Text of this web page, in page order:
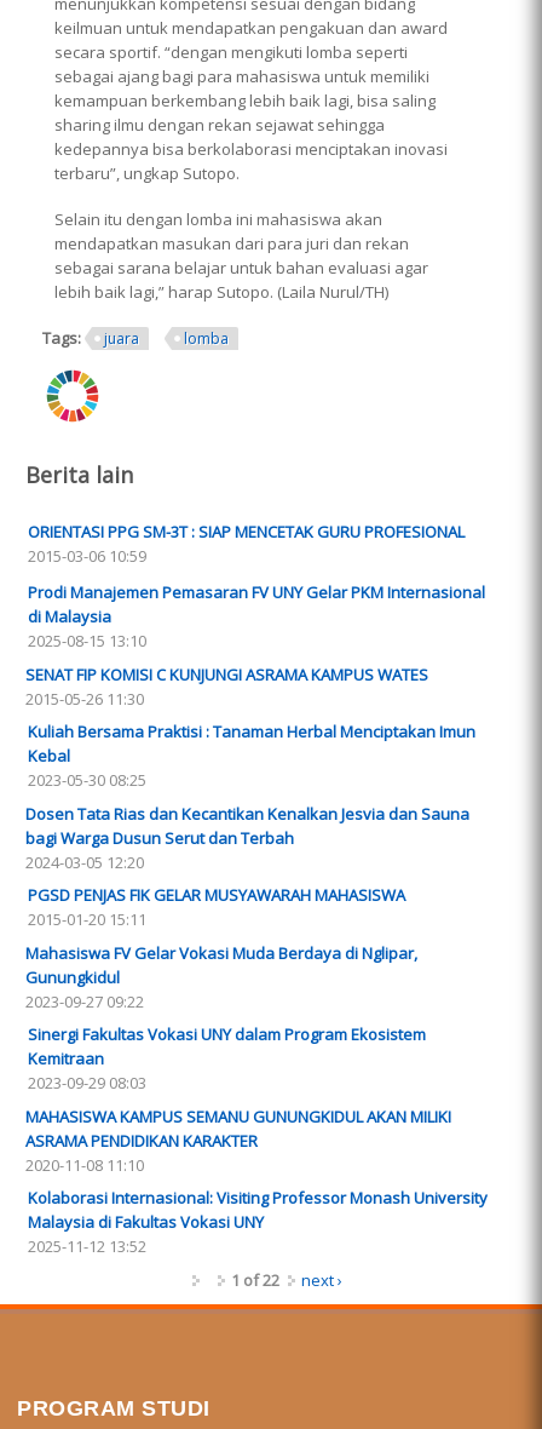
keilmuan untuk mendapatkan pengakuan dan award
secara sportif. “dengan mengikuti lomba seperti
sebagai ajang bagi para mahasiswa untuk memiliki
kemampuan berkembang lebih baik lagi, bisa saling
sharing ilmu dengan rekan sejawat sehingga
kedepannya bisa berkolaborasi menciptakan inovasi
terbaru”, ungkap Sutopo.
Selain itu dengan lomba ini mahasiswa akan
mendapatkan masukan dari para juri dan rekan
sebagai sarana belajar untuk bahan evaluasi agar
lebih baik lagi,” harap Sutopo. (Laila Nurul/TH)
Tags: juara lomba
ring.png
Berita lain
ORIENTASI PPG SM-3T : SIAP MENCETAK GURU PROFESIONAL
2015-03-06 10:59
Prodi Manajemen Pemasaran FV UNY Gelar PKM Internasional
di Malaysia
2025-08-15 13:10
SENAT FIP KOMISI C KUNJUNGI ASRAMA KAMPUS WATES
2015-05-26 11:30
Kuliah Bersama Praktisi : Tanaman Herbal Menciptakan Imun
Kebal
2023-05-30 08:25
Dosen Tata Rias dan Kecantikan Kenalkan Jesvia dan Sauna
bagi Warga Dusun Serut dan Terbah
2024-03-05 12:20
PGSD PENJAS FIK GELAR MUSYAWARAH MAHASISWA
2015-01-20 15:11
Mahasiswa FV Gelar Vokasi Muda Berdaya di Nglipar,
Gunungkidul
2023-09-27 09:22
Sinergi Fakultas Vokasi UNY dalam Program Ekosistem
Kemitraan
2023-09-29 08:03
MAHASISWA KAMPUS SEMANU GUNUNGKIDUL AKAN MILIKI
ASRAMA PENDIDIKAN KARAKTER
2020-11-08 11:10
Kolaborasi Internasional: Visiting Professor Monash University
Malaysia di Fakultas Vokasi UNY
2025-11-12 13:52
1 of 22
next ›
PROGRAM STUDI